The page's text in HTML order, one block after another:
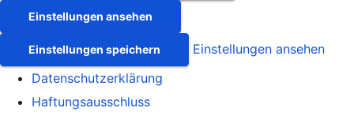
Einstellungen ansehen
Einstellungen speichern
Einstellungen ansehen
Datenschutzerklärung
Haftungsausschluss